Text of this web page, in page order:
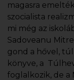
magasra
szocialista
mi még az
Sadoveanu
gond a hővel,
könyve, a
foglalkozik, de a